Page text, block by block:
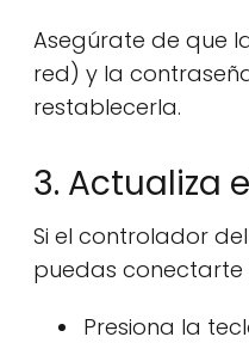
Asegúrate de que
red) y la
restablecerla.
3. Actualiza
Si el controlador
puedas conectarte
Presiona la